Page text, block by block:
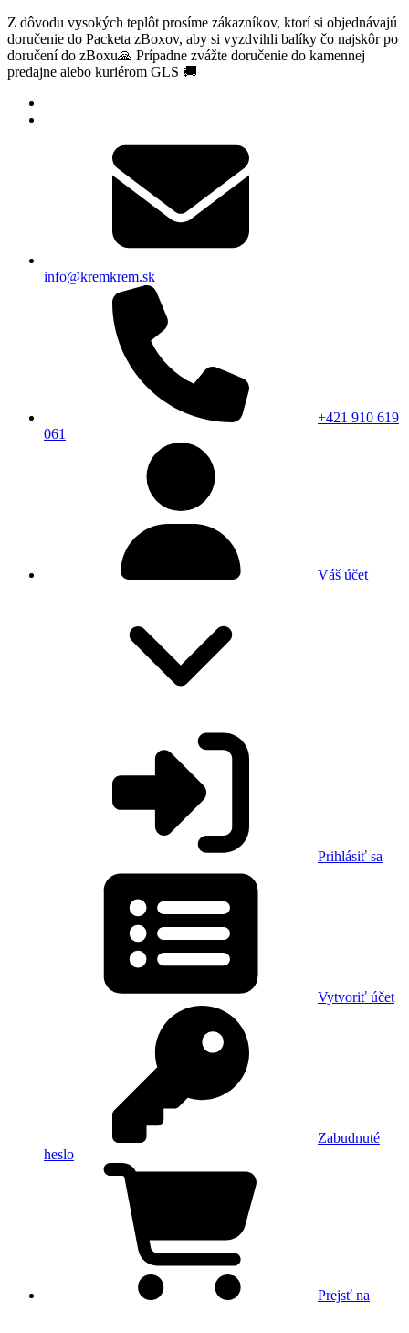
Z dôvodu vysokých teplôt prosíme zákazníkov, ktorí si objednávajú
doručenie do Packeta zBoxov, aby si vyzdvihli balíky čo najskôr po
doručení do zBoxu🙏 Prípadne zvážte doručenie do kamennej
predajne alebo kuriérom GLS 🚚
info@kremkrem.sk
+421 910 619
061
Váš účet
Prihlásiť sa
Vytvoriť účet
Zabudnuté
heslo
Prejsť na